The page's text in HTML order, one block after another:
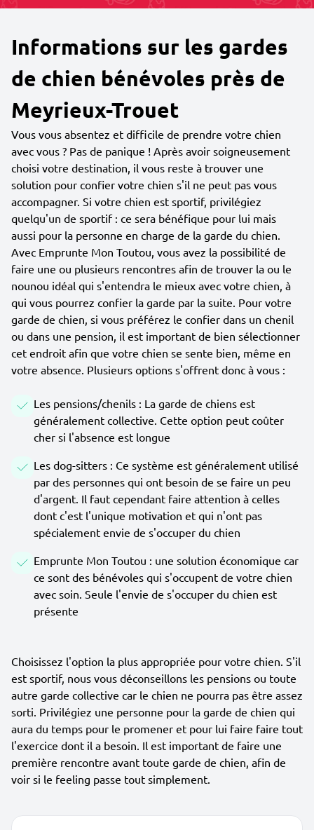
Informations sur les gardes
de chien bénévoles près de
Meyrieux-Trouet
Vous vous absentez et difficile de prendre votre chien
avec vous ? Pas de panique ! Après avoir soigneusement
choisi votre destination, il vous reste à trouver une
solution pour confier votre chien s'il ne peut pas vous
accompagner. Si votre chien est sportif, privilégiez
quelqu'un de sportif : ce sera bénéfique pour lui mais
aussi pour la personne en charge de la garde du chien.
Avec Emprunte Mon Toutou, vous avez la possibilité de
faire une ou plusieurs rencontres afin de trouver la ou le
nounou idéal qui s'entendra le mieux avec votre chien, à
qui vous pourrez confier la garde par la suite. Pour votre
garde de chien, si vous préférez le confier dans un chenil
ou dans une pension, il est important de bien sélectionner
cet endroit afin que votre chien se sente bien, même en
votre absence. Plusieurs options s'offrent donc à vous :
Les pensions/chenils : La garde de chiens est
généralement collective. Cette option peut coûter
cher si l'absence est longue
Les dog-sitters : Ce système est généralement utilisé
par des personnes qui ont besoin de se faire un peu
d'argent. Il faut cependant faire attention à celles
dont c'est l'unique motivation et qui n'ont pas
spécialement envie de s'occuper du chien
Emprunte Mon Toutou : une solution économique car
ce sont des bénévoles qui s'occupent de votre chien
avec soin. Seule l'envie de s'occuper du chien est
présente
Choisissez l'option la plus appropriée pour votre chien. S'il
est sportif, nous vous déconseillons les pensions ou toute
autre garde collective car le chien ne pourra pas être assez
sorti. Privilégiez une personne pour la garde de chien qui
aura du temps pour le promener et pour lui faire faire tout
l'exercice dont il a besoin. Il est important de faire une
première rencontre avant toute garde de chien, afin de
voir si le feeling passe tout simplement.